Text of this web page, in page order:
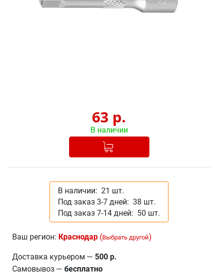
63 р.
В наличии
Добавлено в корзину
В наличии: 21 шт.
Под заказ 3-7 дней: 38 шт.
Под заказ 7-14 дней: 50 шт.
Ваш регион: Краснодар (Выбрать другой)
Доставка курьером — 500 р.
Самовывоз — бесплатно